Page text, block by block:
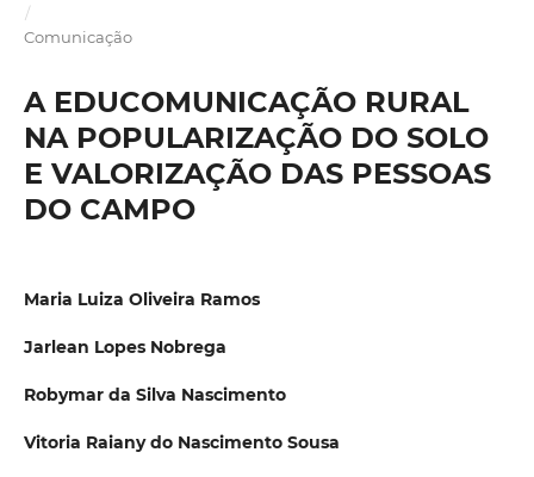
/
Comunicação
A EDUCOMUNICAÇÃO RURAL
NA POPULARIZAÇÃO DO SOLO
E VALORIZAÇÃO DAS PESSOAS
DO CAMPO
Maria Luiza Oliveira Ramos
Jarlean Lopes Nobrega
Robymar da Silva Nascimento
Vitoria Raiany do Nascimento Sousa